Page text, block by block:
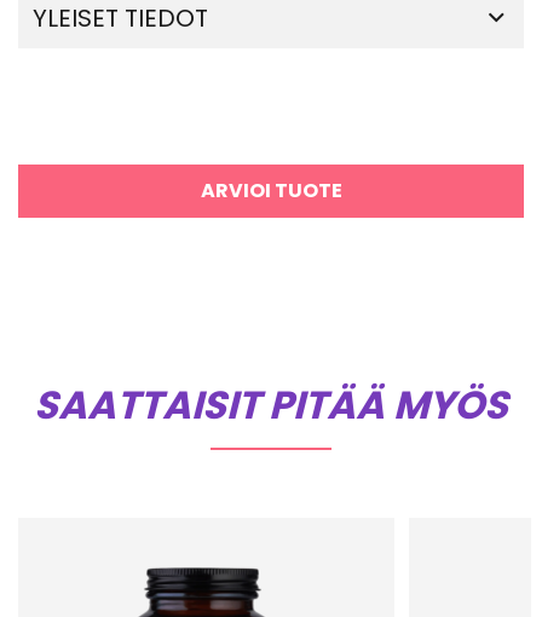
YLEISET TIEDOT
ARVIOI TUOTE
SAATTAISIT PITÄÄ MYÖS